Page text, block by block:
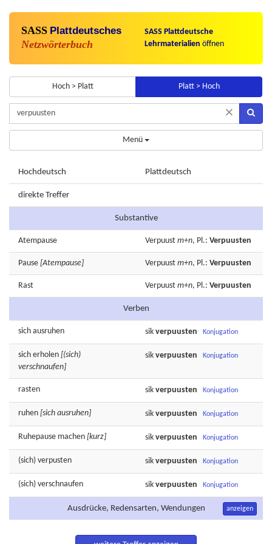
SASS Plattdeutsches
Netzwörterbuch
SASS Plattdeutsche
Lehrmaterialien öffnen
Hoch > Platt Platt > Hoch
×
Menü
Hochdeutsch Plattdeutsch
direkte Treffer
Substantive
Atempause Verpuust m+n, Pl.: Verpuusten
Pause [Atempause] Verpuust m+n, Pl.: Verpuusten
Rast Verpuust m+n, Pl.: Verpuusten
Verben
sich ausruhen sik verpuusten Konjugation
sich erholen [(sich)
verschnaufen]
sik verpuusten Konjugation
rasten sik verpuusten Konjugation
ruhen [sich ausruhen] sik verpuusten Konjugation
Ruhepause machen [kurz] sik verpuusten Konjugation
(sich) verpusten sik verpuusten Konjugation
(sich) verschnaufen sik verpuusten Konjugation
Ausdrücke, Redensarten, Wendungen anzeigen